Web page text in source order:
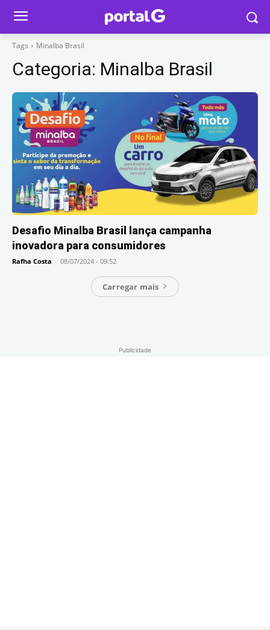
Tags Minalba Brasil
Categoria: Minalba Brasil
Desafio Minalba Brasil lança campanha
inovadora para consumidores
Rafha Costa - 08/07/2024 - 09:52
Carregar mais
Publicidade